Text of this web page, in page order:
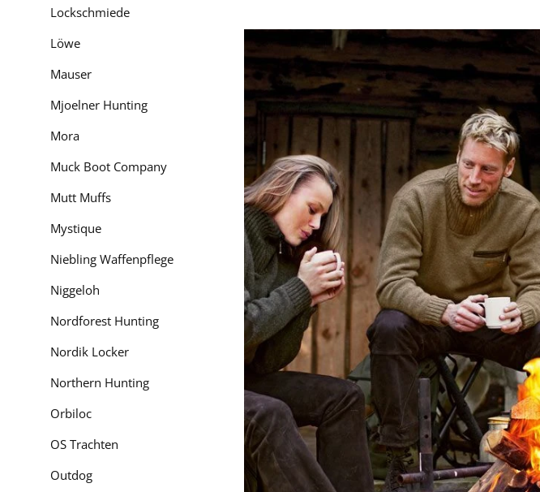
Lockschmiede
Löwe
Mauser
Mjoelner Hunting
Mora
Muck Boot Company
Mutt Muffs
Mystique
Niebling Waffenpflege
Niggeloh
Nordforest Hunting
Nordik Locker
Northern Hunting
Orbiloc
OS Trachten
Outdog
sind das nicht die kostengünstigsten Standorte,
Kontrolle der Einhaltung sozialer Standards, hohe
Unabhängigkeit gegenüber globalen Unruhen und
Wo kommt Härkila her?
Härkila kommt aus Schweden. Die großen Reviere
Jagdbekleidung, wovon Jäger aus aller Welt profitieren
Was heißt 'Härkila'?
Härkila ist vom Ursprung des Familienunternehmens
Härkila - der Hersteller im Portrait
Geschichte und Markenprofil
Premiumbekleidung & Jagdausrüstung, die den Jäger
Auf der Jagd ist jeder Tag einzigartig und stellt neue
Jagdausrüstung, Jagdwaffe und Bekleidung zu 100
Weiterentwicklung und Qualitätssteigerung seines
Härkila: Das heißt
Jagdbekleidung ohne
Uneingeschränkte Freiheit in der Natur und Wildnis.